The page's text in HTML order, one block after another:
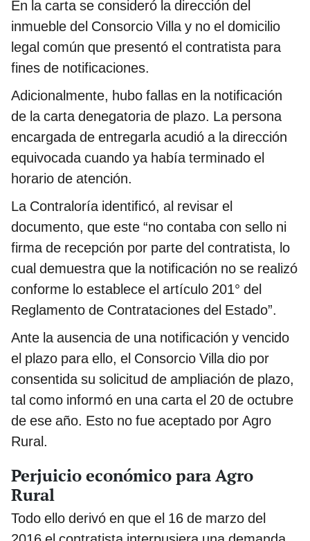
En la carta se consideró la dirección del
inmueble del Consorcio Villa y no el domicilio
legal común que presentó el contratista para
fines de notificaciones.
Adicionalmente, hubo fallas en la notificación
de la carta denegatoria de plazo. La persona
encargada de entregarla acudió a la dirección
equivocada cuando ya había terminado el
horario de atención.
La Contraloría identificó, al revisar el
documento, que este “no contaba con sello ni
firma de recepción por parte del contratista, lo
cual demuestra que la notificación no se realizó
conforme lo establece el artículo 201° del
Reglamento de Contrataciones del Estado”.
Ante la ausencia de una notificación y vencido
el plazo para ello, el Consorcio Villa dio por
consentida su solicitud de ampliación de plazo,
tal como informó en una carta el 20 de octubre
de ese año. Esto no fue aceptado por Agro
Rural.
Perjuicio económico para Agro
Rural
Todo ello derivó en que el 16 de marzo del